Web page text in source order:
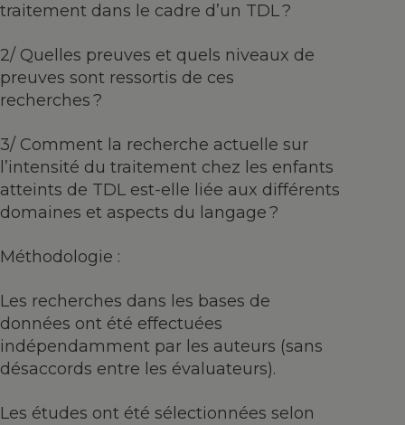
traitement dans le cadre d’un TDL ?
2/ Quelles preuves et quels niveaux de
preuves sont ressortis de ces
recherches ?
3/ Comment la recherche actuelle sur
l’intensité du traitement chez les enfants
atteints de TDL est-elle liée aux différents
domaines et aspects du langage ?
Méthodologie :
Les recherches dans les bases de
données ont été effectuées
indépendamment par les auteurs (sans
désaccords entre les évaluateurs).
Les études ont été sélectionnées selon